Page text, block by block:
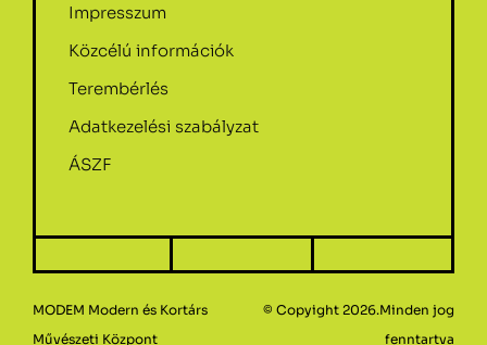
Impresszum
Közcélú információk
Terembérlés
Adatkezelési szabályzat
ÁSZF
MODEM Modern és Kortárs
Művészeti Központ
© Copyight 2026.Minden jog
fenntartva